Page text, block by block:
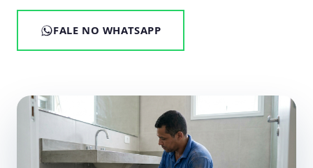
FALE NO WHATSAPP